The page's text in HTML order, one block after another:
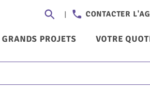
principal
Header
-
CONTACTER
GRANDS PROJETS VOTRE